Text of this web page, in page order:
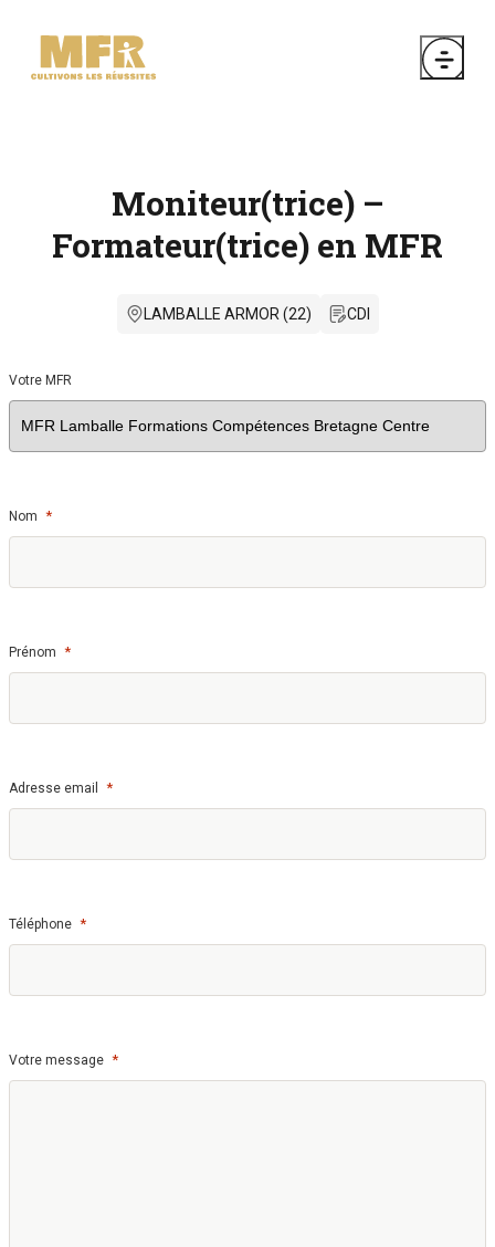
Moniteur(trice) –
Formateur(trice) en MFR
LAMBALLE ARMOR (22) CDI
Votre MFR
Nom *
Prénom *
Adresse email *
Téléphone *
Votre message *